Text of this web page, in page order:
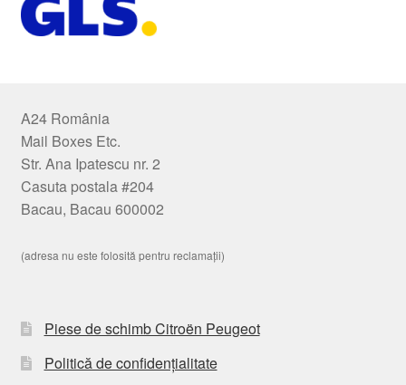
A24 România
Mail Boxes Etc.
Str. Ana Ipatescu nr. 2
Casuta postala #204
Bacau, Bacau 600002
(adresa nu este folosită pentru reclamații)
Piese de schimb Citroën Peugeot
Politică de confidențialitate